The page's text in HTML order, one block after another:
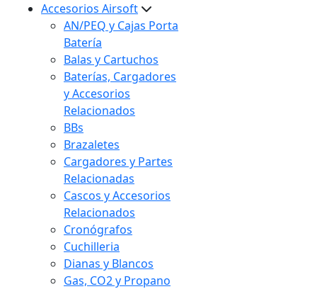
Accesorios Airsoft
AN/PEQ y Cajas Porta
Batería
Balas y Cartuchos
Baterías, Cargadores
y Accesorios
Relacionados
BBs
Brazaletes
Cargadores y Partes
Relacionadas
Cascos y Accesorios
Relacionados
Cronógrafos
Cuchilleria
Dianas y Blancos
Gas, CO2 y Propano